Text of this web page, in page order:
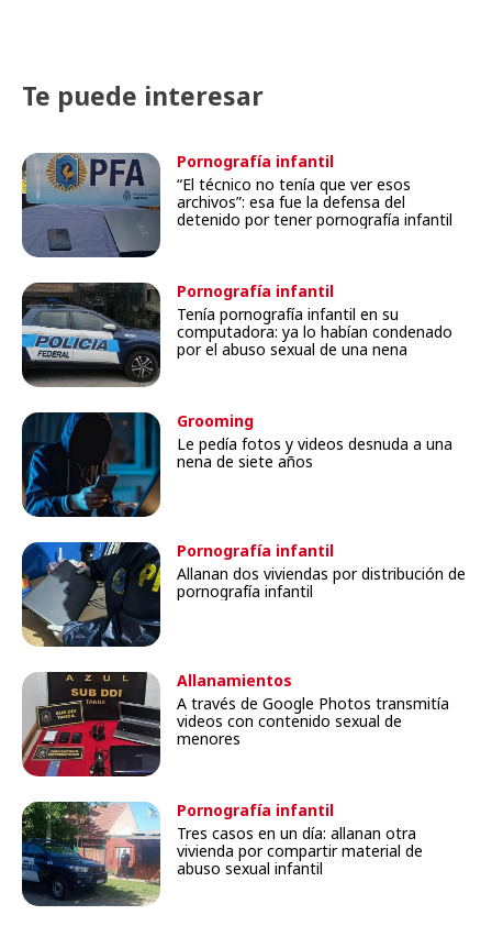
Te puede interesar
Pornografía infantil
“El técnico no tenía que ver esos
archivos”: esa fue la defensa del
detenido por tener pornografía infantil
Pornografía infantil
Tenía pornografía infantil en su
computadora: ya lo habían condenado
por el abuso sexual de una nena
Grooming
Le pedía fotos y videos desnuda a una
nena de siete años
Pornografía infantil
Allanan dos viviendas por distribución de
pornografía infantil
Allanamientos
A través de Google Photos transmitía
videos con contenido sexual de
menores
Pornografía infantil
Tres casos en un día: allanan otra
vivienda por compartir material de
abuso sexual infantil